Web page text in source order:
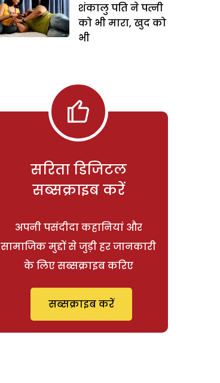
शंकालु पति ने पत्नी
को भी मारा, खुद को
भी
सरिता डिजिटल
सब्सक्राइब करें
अपनी पसंदीदा कहानियां और
सामाजिक मुद्दों से जुड़ी हर जानकारी
के लिए सब्सक्राइब करिए
सब्सक्राइब करें